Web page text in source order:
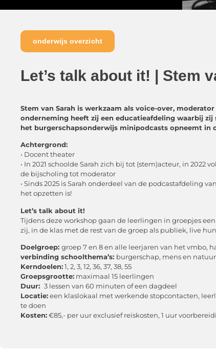
onderwijs overzicht
Let’s talk about it! | Stem
Stem van Sarah is werkzaam als voice-over,
onderneming heeft zij een educatieafdeling waarbij zij
het burgerschapsonderwijs minipodcasts opneemt in
Achtergrond:
• Docent theater
• In 2021 schoolde Sarah zich bij tot (stem)acteur, in 2022
de bijscholing tot moderator
• Sinds 2025 is Sarah onderdeel van de podcastafdeling
het opzetten is!
Let’s talk about it!
Tijdens deze workshop gaan de leerlingen in groepjes
zij, in de klas met de rest van de groep als publiek, live
Doelgroep: groep 7 en 8 en alle leerjaren van het vmbo,
verbinding schoolthema’s: burgerschap, mens en
Kerndoelen:1, 2, 3, 12, 36, 37, 38, 55
Groepsgrootte: maximaal 15 leerlingen
Duur: 3 lessen van 60 minuten of een dagdeel
Locatie:een klaslokaal met werkende stopcontacten,
te doen
Kosten:€85,- per uur exclusief reiskosten, 1 uur